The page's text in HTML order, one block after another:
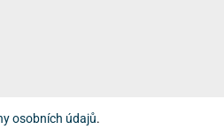
osobních údajů.